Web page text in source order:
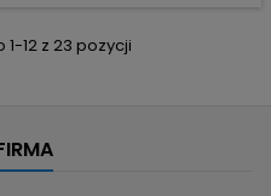
montażu w różnych...
12 z 23 pozycji